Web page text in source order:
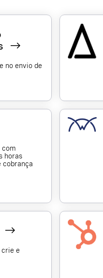
no envio de
com
horas
cobrança
crie e